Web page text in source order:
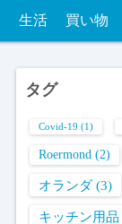
生活 買い物
タグ
Covid-19 (1)
Roermond (2)
オランダ(3)
キッチン用品